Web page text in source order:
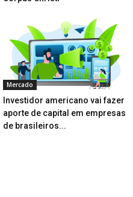
Mercado
Investidor americano vai fazer
aporte de capital em empresas
de brasileiros...